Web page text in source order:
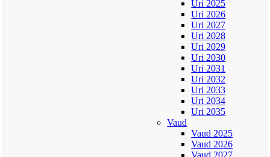
Uri 2025
Uri 2026
Uri 2027
Uri 2028
Uri 2029
Uri 2030
Uri 2031
Uri 2032
Uri 2033
Uri 2034
Uri 2035
Vaud
Vaud 2025
Vaud 2026
Vaud 2027